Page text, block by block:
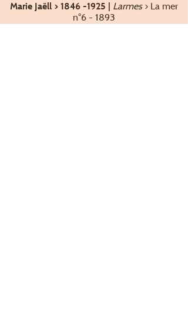
Marie Jaëll > 1846 -1925 | Larmes > La mer
n°6 - 1893